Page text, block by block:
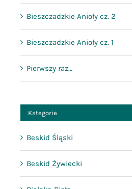
Bieszczadzkie Anioły cz. 2
Bieszczadzkie Anioły cz. 1
Pierwszy raz…
Kategorie
Beskid Śląski
Beskid Żywiecki